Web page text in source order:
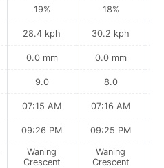
19%
28.4 kph
0.0 mm
9.0
07:15 AM
09:26 PM
Waning
Crescent
18%
30.2 kph
0.0 mm
8.0
07:16 AM
09:25 PM
Waning
Crescent